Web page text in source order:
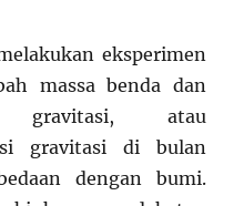
eksperimen
massa benda dan
gravitasi, atau
gravitasi di bulan
dengan bumi.